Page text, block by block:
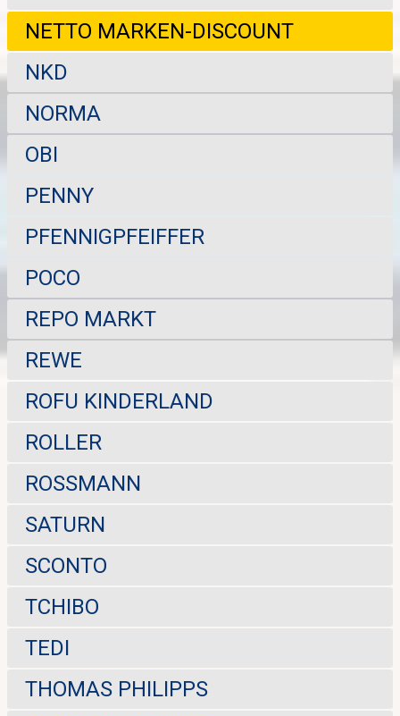
NETTO MARKEN-DISCOUNT
NKD
NORMA
OBI
PENNY
PFENNIGPFEIFFER
POCO
REPO MARKT
REWE
ROFU KINDERLAND
ROLLER
ROSSMANN
SATURN
SCONTO
TCHIBO
TEDI
THOMAS PHILIPPS